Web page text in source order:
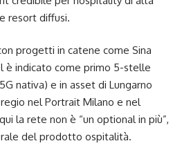
resort diffusi.
progetti in catene come Sina
è indicato come primo 5-stelle
nativa) e in asset di Lungarno
nel Portrait Milano e nel
la rete non è “un optional in più”,
del prodotto ospitalità.